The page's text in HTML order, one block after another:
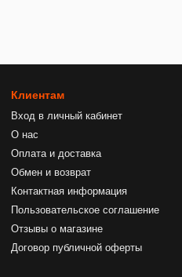
Клиентам
Вход в личный кабинет
О нас
Оплата и доставка
Обмен и возврат
Контактная информация
Пользовательское соглашение
Отзывы о магазине
Договор публичной оферты